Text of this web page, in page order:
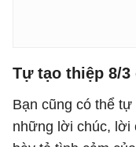
Tự tạo thiệp 8/3
Bạn cũng có thể
những lời chúc, lời